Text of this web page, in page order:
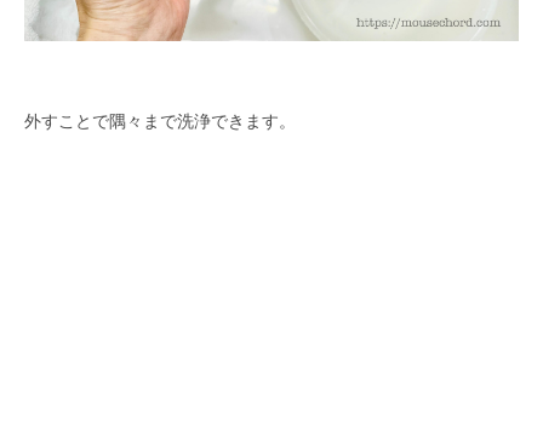
外すことで隅々まで洗浄できます。